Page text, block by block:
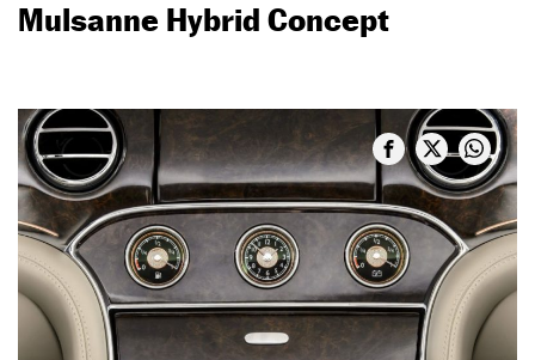
Mulsanne Hybrid Concept